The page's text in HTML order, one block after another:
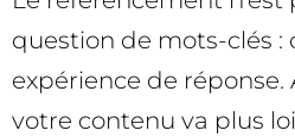
question de mots-clés :
expérience de réponse.
votre contenu va plus